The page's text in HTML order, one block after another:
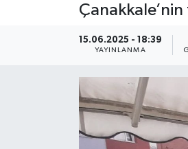
15.06.2025 - 18:39
YAYINLANMA
Kültür ve Sanat
Resmi İlanlar
Son Dakika Haberleri